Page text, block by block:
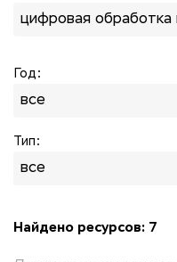
цифровая обработка
Год:
все
Тип:
все
Найдено ресурсов: 7